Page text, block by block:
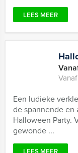
LEES MEER
Een ludieke
de spannende en
Halloween Party.
gewonde ...